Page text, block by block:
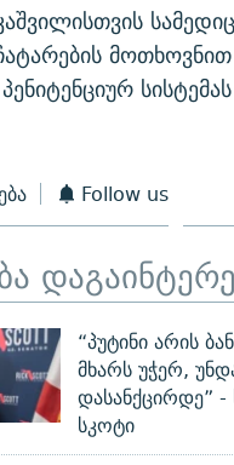
Follow us
“პუტინი არის
მხარს უჭერ,
დასანქცირდე”
სკოტი